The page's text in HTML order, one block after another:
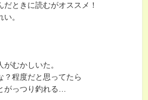
ときに読むがオススメ！
。
むかしいた。
？程度だと思ってたら
がっつり釣れる…